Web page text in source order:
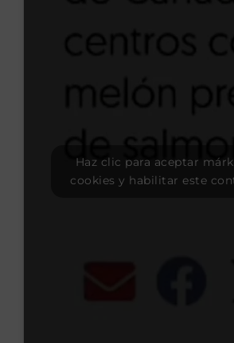
Haz clic para aceptar
cookies y habilitar este